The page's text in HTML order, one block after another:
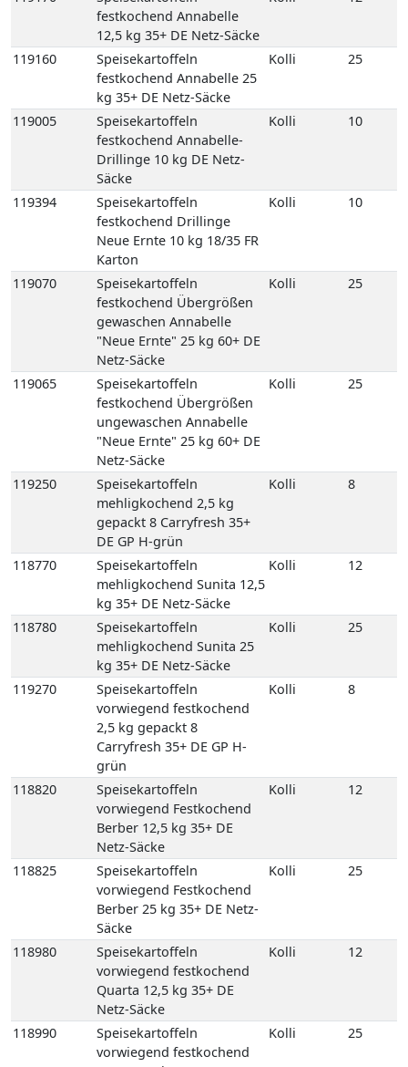
festkochend Annabelle
12,5 kg 35+ DE Netz-Säcke
119160
Speisekartoffeln
festkochend Annabelle 25
kg 35+ DE Netz-Säcke
Kolli 25
119005
Speisekartoffeln
festkochend Annabelle-
Drillinge 10 kg DE Netz-
Säcke
Kolli 10
119394
Speisekartoffeln
festkochend Drillinge
Neue Ernte 10 kg 18/35 FR
Karton
Kolli 10
119070
Speisekartoffeln
festkochend Übergrößen
gewaschen Annabelle
"Neue Ernte" 25 kg 60+ DE
Netz-Säcke
Kolli 25
119065
Speisekartoffeln
festkochend Übergrößen
ungewaschen Annabelle
"Neue Ernte" 25 kg 60+ DE
Netz-Säcke
Kolli 25
119250
Speisekartoffeln
mehligkochend 2,5 kg
gepackt 8 Carryfresh 35+
DE GP H-grün
Kolli 8
118770
Speisekartoffeln
mehligkochend Sunita 12,5
kg 35+ DE Netz-Säcke
Kolli 12
118780
Speisekartoffeln
mehligkochend Sunita 25
kg 35+ DE Netz-Säcke
Kolli 25
119270
Speisekartoffeln
vorwiegend festkochend
2,5 kg gepackt 8
Carryfresh 35+ DE GP H-
grün
Kolli 8
118820
Speisekartoffeln
vorwiegend Festkochend
Berber 12,5 kg 35+ DE
Netz-Säcke
Kolli 12
118825
Speisekartoffeln
vorwiegend Festkochend
Berber 25 kg 35+ DE Netz-
Säcke
Kolli 25
118980
Speisekartoffeln
vorwiegend festkochend
Quarta 12,5 kg 35+ DE
Netz-Säcke
Kolli 12
118990
Speisekartoffeln
vorwiegend festkochend
Kolli 25